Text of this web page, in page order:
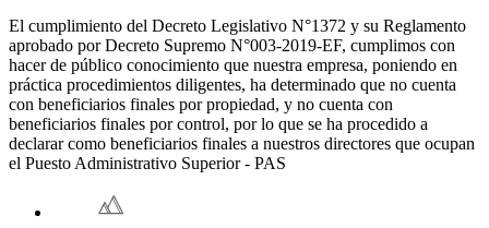
El cumplimiento del Decreto Legislativo N°1372 y su Reglamento
aprobado por Decreto Supremo N°003-2019-EF, cumplimos con
hacer de público conocimiento que nuestra empresa, poniendo en
práctica procedimientos diligentes, ha determinado que no cuenta
con beneficiarios finales por propiedad, y no cuenta con
beneficiarios finales por control, por lo que se ha procedido a
declarar como beneficiarios finales a nuestros directores que ocupan
el Puesto Administrativo Superior - PAS